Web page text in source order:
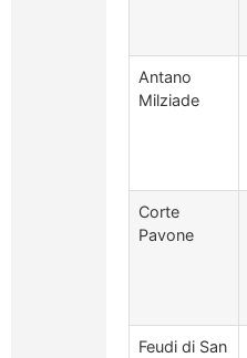
Antano
Milziade
Corte
Pavone
Feudi di San